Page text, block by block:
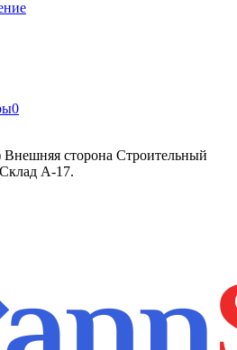
0
сторона Строительный
А-17.